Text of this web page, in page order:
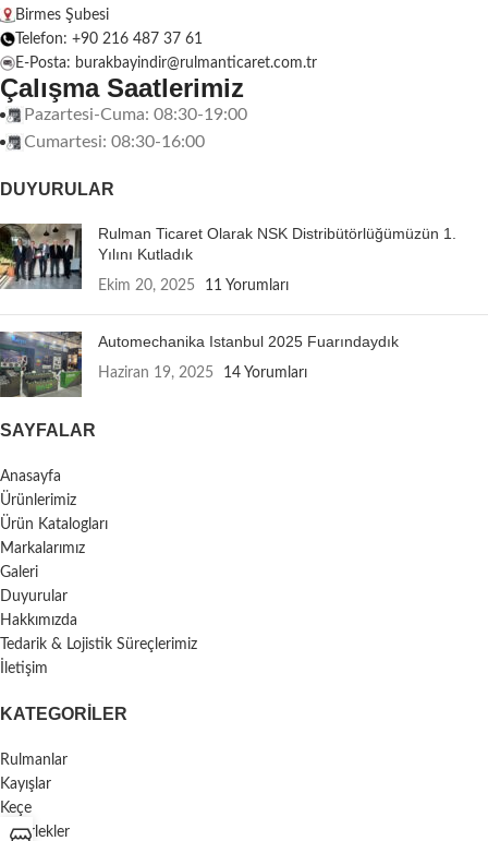
Birmes Şubesi
Telefon: +90 216 487 37 61
E-Posta: burakbayindir@rulmanticaret.com.tr
Çalışma Saatlerimiz
Pazartesi-Cuma: 08:30-19:00
Cumartesi: 08:30-16:00
DUYURULAR
Rulman Ticaret Olarak NSK Distribütörlüğümüzün 1.
Yılını Kutladık
Ekim 20, 2025 11 Yorumları
Automechanika Istanbul 2025 Fuarındaydık
Haziran 19, 2025 14 Yorumları
SAYFALAR
Anasayfa
Ürünlerimiz
Ürün Katalogları
Markalarımız
Galeri
Duyurular
Hakkımızda
Tedarik & Lojistik Süreçlerimiz
İletişim
KATEGORILER
Rulmanlar
Kayışlar
Keçe
Tekerlekler